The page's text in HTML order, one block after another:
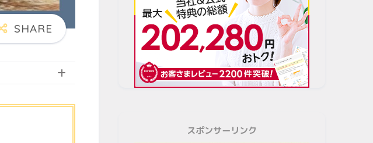
スポンサーリンク